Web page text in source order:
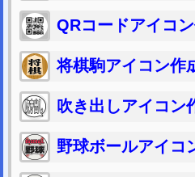
QRコードアイコ
将棋駒アイコン作
吹き出しアイコン
野球ボールアイコ